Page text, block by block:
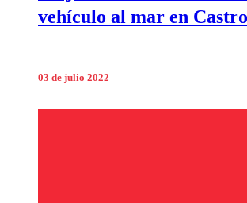
vehículo al mar en Castro
03 de julio 2022